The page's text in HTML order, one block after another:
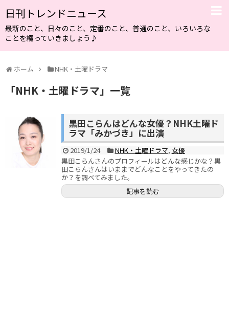
日刊トレンドニュース
最新のこと、日々のこと、定番のこと、普通のこと、いろいろな
ことを綴っていきましょう♪
ホーム NHK・土曜ドラマ
「NHK・土曜ドラマ」 一覧
黒田こらんはどんな女優？NHK土曜ド
ラマ「みかづき」に出演
2019/1/24 NHK・土曜ドラマ, 女優
黒田こらんさんのプロフィールはどんな感じかな？黒
田こらんさんはいままでどんなことをやってきたの
か？を調べてみました。
記事を読む